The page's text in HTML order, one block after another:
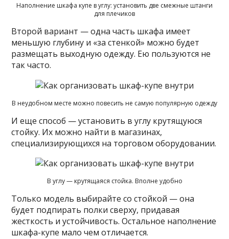
Наполнение шкафа купе в углу: установить две смежные штанги
для плечиков
Второй вариант — одна часть шкафа имеет
меньшую глубину и «за стенкой» можно будет
размещать выходную одежду. Ею пользуются не
так часто.
В неудобном месте можно повесить не самую популярную одежду
И еще способ — установить в углу крутящуюся
стойку. Их можно найти в магазинах,
специализирующихся на торговом оборудовании.
В углу — крутящаяся стойка. Вполне удобно
Только модель выбирайте со стойкой — она
будет подпирать полки сверху, придавая
жесткость и устойчивость. Остальное наполнение
шкафа-купе мало чем отличается.